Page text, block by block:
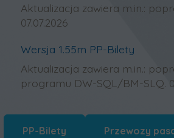
Aktualizacja zawiera m.in.:
07.07.2026
Wersja 1.55m PP-Bilety
Aktualizacja zawiera m.in.:
programu DW-SQL/BM-SLQ.
PP-Bilety Przewozy